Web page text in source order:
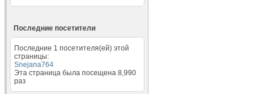
Последние посетители
Последние 1 посетителя(ей) этой
страницы:
Snejana764
Эта страница была посещена 8,990
раз